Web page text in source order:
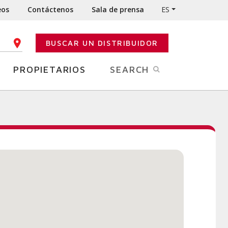
Contáctenos Sala de prensa ES
POSTAL BUSCAR UN DISTRIBUIDOR
PROPIETARIOS SEARCH